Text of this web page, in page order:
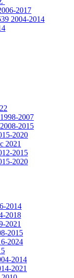
2017
2004-2014
2007
2015
2020
2021
2015
2020
2014
2018
2021
2015
2024
2014
2021